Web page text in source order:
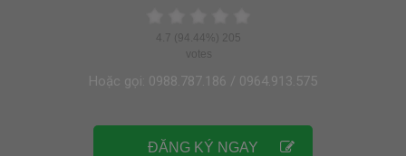
4.7 (94.44%) 205
votes
Hoặc gọi: 0988.787.186 / 0964.913.575
ĐĂNG KÝ NGAY